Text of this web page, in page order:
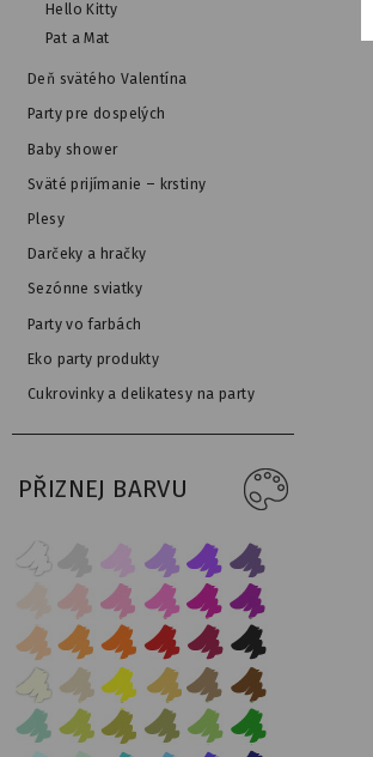
Hello Kitty
Pat a Mat
Deň svätého Valentína
Party pre dospelých
Baby shower
Sväté prijímanie – krstiny
Plesy
Darčeky a hračky
Sezónne sviatky
Party vo farbách
Eko party produkty
Cukrovinky a delikatesy na party
PŘIZNEJ BARVU